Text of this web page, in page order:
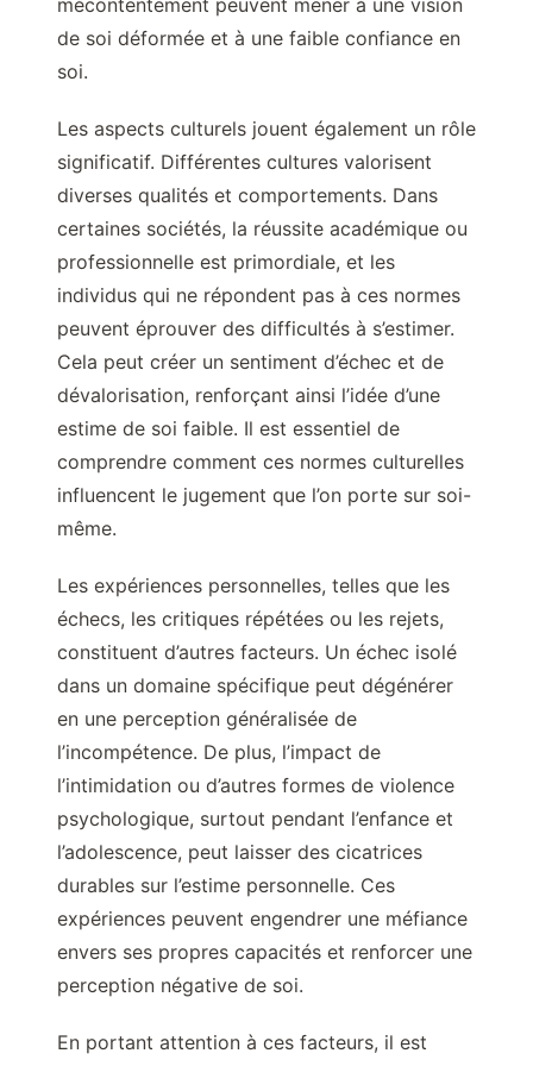
mécontentement peuvent mener à une vision
de soi déformée et à une faible confiance en
soi.
Les aspects culturels jouent également un rôle
significatif. Différentes cultures valorisent
diverses qualités et comportements. Dans
certaines sociétés, la réussite académique ou
professionnelle est primordiale, et les
individus qui ne répondent pas à ces normes
peuvent éprouver des difficultés à s’estimer.
Cela peut créer un sentiment d’échec et de
dévalorisation, renforçant ainsi l’idée d’une
estime de soi faible. Il est essentiel de
comprendre comment ces normes culturelles
influencent le jugement que l’on porte sur soi-
même.
Les expériences personnelles, telles que les
échecs, les critiques répétées ou les rejets,
constituent d’autres facteurs. Un échec isolé
dans un domaine spécifique peut dégénérer
en une perception généralisée de
l’incompétence. De plus, l’impact de
l’intimidation ou d’autres formes de violence
psychologique, surtout pendant l’enfance et
l’adolescence, peut laisser des cicatrices
durables sur l’estime personnelle. Ces
expériences peuvent engendrer une méfiance
envers ses propres capacités et renforcer une
perception négative de soi.
En portant attention à ces facteurs, il est